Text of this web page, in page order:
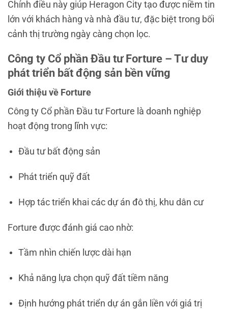
Chính điều này giúp Heragon City tạo được niềm tin
lớn với khách hàng và nhà đầu tư, đặc biệt trong bối
cảnh thị trường ngày càng chọn lọc.
Công ty Cổ phần Đầu tư Forture – Tư duy
phát triển bất động sản bền vững
Giới thiệu về Forture
Công ty Cổ phần Đầu tư Forture là doanh nghiệp
hoạt động trong lĩnh vực:
Đầu tư bất động sản
Phát triển quỹ đất
Hợp tác triển khai các dự án đô thị, khu dân cư
Forture được đánh giá cao nhờ:
Tầm nhìn chiến lược dài hạn
Khả năng lựa chọn quỹ đất tiềm năng
Định hướng phát triển dự án gắn liền với giá trị